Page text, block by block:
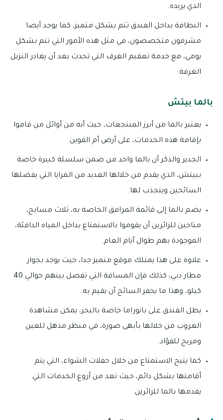
الذي يريده.
النظافة بداخل الفندق تتم بشكل متميز، كما يوجد أيضا
مشرفون متخصصون، في مثل هذه الأمور التي تتم بشكل
يومي، مع خدمة تعقيم الغرف التي تحدث بعد أن يغادر النزيل
الغرفة.
بالما بيتش
يعتبر بالما من أبرز المنتجعات، حيث أنه من أوائل من قاموا
بإقامة هذه الخدمات، على أرض أم القوين.
الجدير والذكر أن بالما واحد من ضمن سلسلة كبيرة خاصة
ببيتش، الذي يقدم من خلالها العديد من المزايا التي يفضلها
السائحين وينجذب لها.
يضم بالما إلى قائمة المرافق الخاصة به، ثلاث مسابح،
متاحين للزائرين أن يقوموا بالاستمتاع بداخل المياه الدافئة،
الموجودة بهم طوال أيام العام.
علاوة على هذا يمتلك موقع متميز جدا، حيث يوجد بجوار
مطار دبي، كذلك فإن المسافة التي تفصل بينهم حوالي 40
كيلو، وهذا ما يحفز السائح أن يقيم به.
يطل الفندق على بانوراما خاصة بالبحر، يمكن مشاهدة
الغروب من خلالها بأبهى صورة، في منظر مذهل للعين
ومريح للفؤاد.
كما يتيح الاستمتاع من خلال حفلات الشواء، التي يتم
أقامتها بشكل دائم، حيث تعد من أروع الخدمات التي
يقدمها بالما للزائرين.